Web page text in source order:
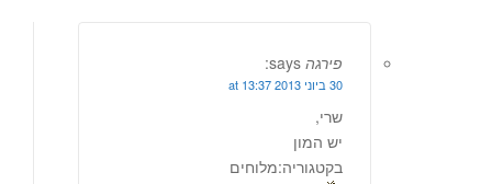
פירגה says:
30 ביוני 2013 at 13:37
שרי,
יש המון
בקטגוריה:מלוחים